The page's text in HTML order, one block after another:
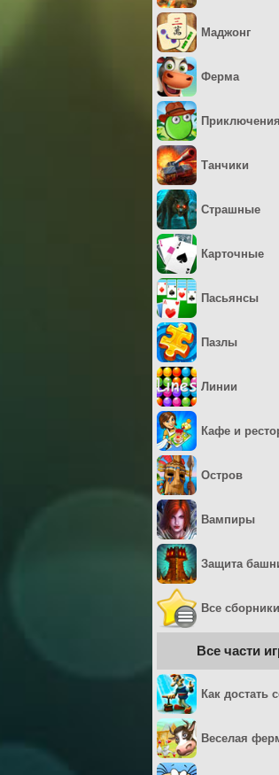
Маджонг
Ферма
Приключения
Танчики
Страшные
Карточные
Пасьянсы
Пазлы
Линии
Кафе и
Остров
Вампиры
Защита
Все сборники
Все части
Как достать
Веселая